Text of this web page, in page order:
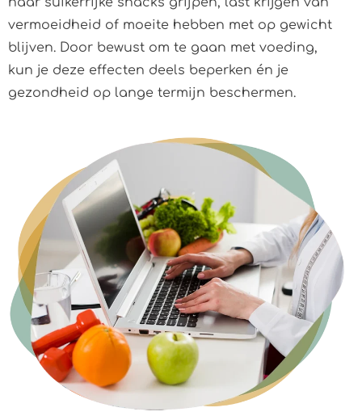
vermoeidheid of moeite hebben met op gewicht
blijven. Door bewust om te gaan met voeding,
kun je deze effecten deels beperken én je
gezondheid op lange termijn beschermen.